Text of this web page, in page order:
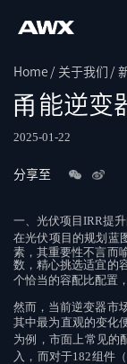
Home 关于我们
甬能逆变
2025-01-22
分享至
一、光伏项目 IRR提
在光伏项目的规划蓝
素，其重要性不言而
数，精心挑选适宜的
个恰当的容配比配置
然而，当前逆变器市
其中最为直观的变化
为例，市面上常见的
入，而对于182组件（